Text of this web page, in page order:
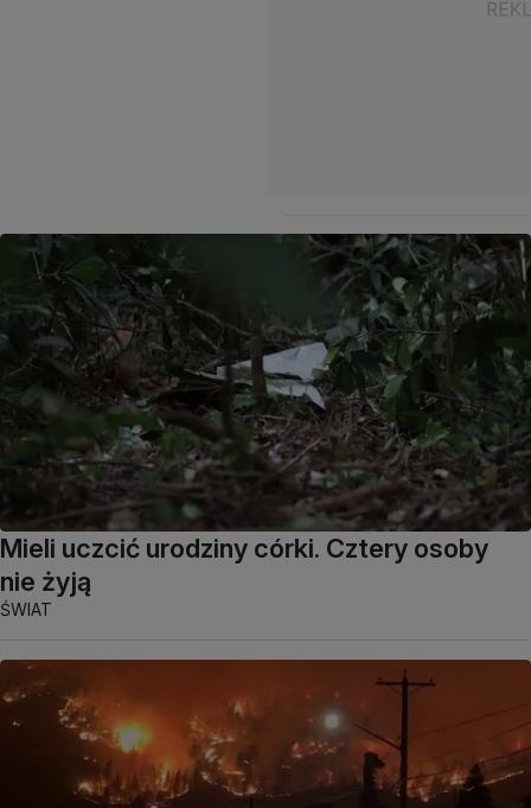
Mieli uczcić urodziny córki. Cztery osoby
nie żyją
ŚWIAT